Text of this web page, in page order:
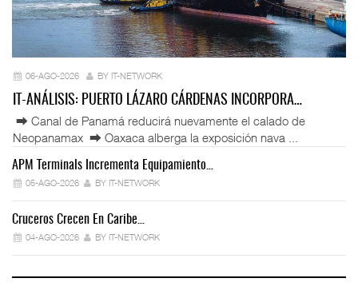
06-AGO-2026 BY IT-NETWORK
IT-ANÁLISIS: PUERTO LÁZARO CÁRDENAS INCORPORA…
⮕ Canal de Panamá reducirá nuevamente el calado de
Neopanamax ⮕ Oaxaca alberga la exposición nava ...
APM Terminals Incrementa Equipamiento…
05-AGO-2026 BY IT-NETWORK
Cruceros Crecen En Caribe…
04-AGO-2026 BY IT-NETWORK